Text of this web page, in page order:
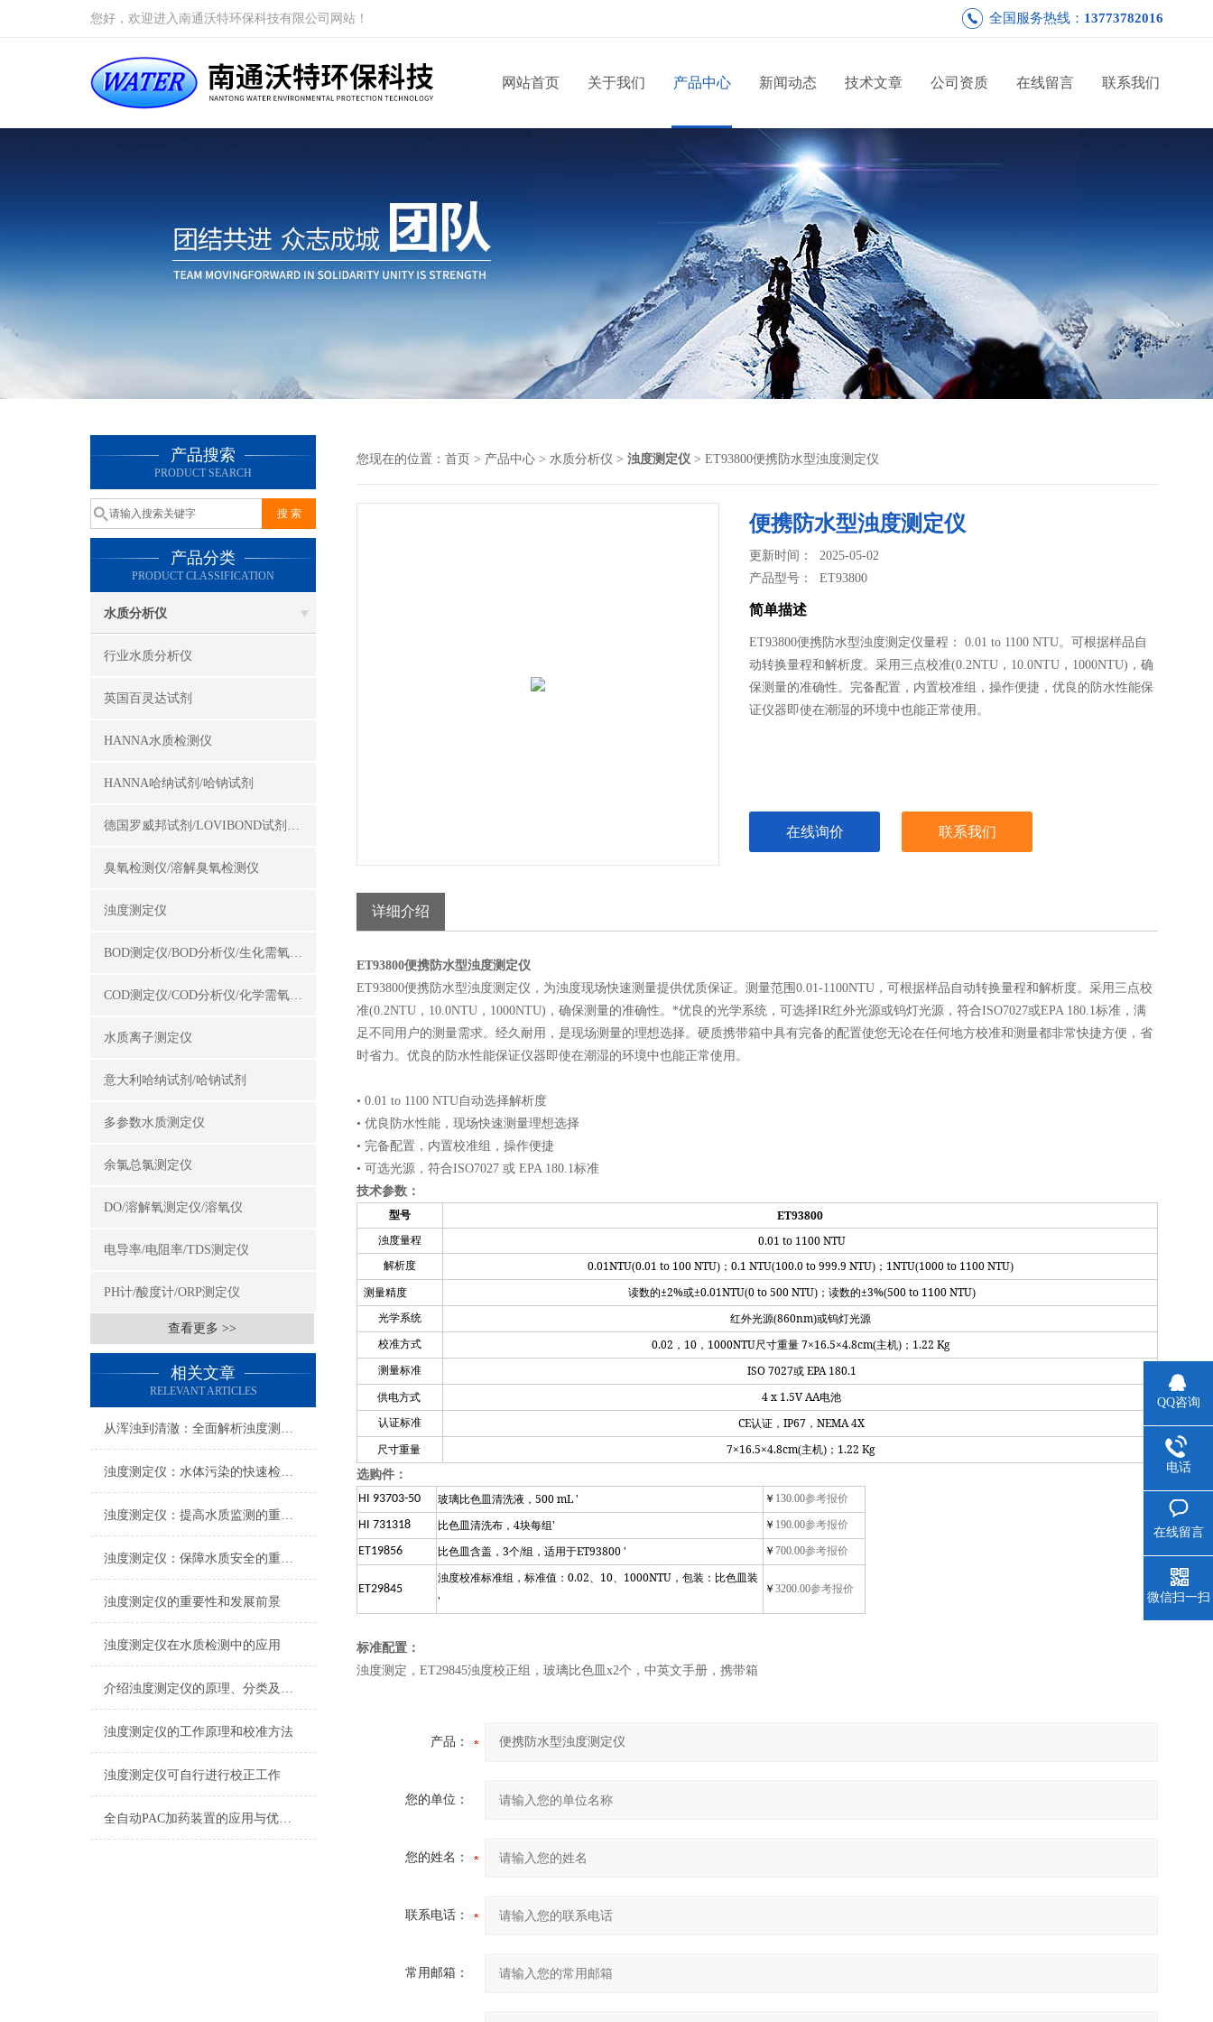
您好，欢迎进入南通沃特环保科技有限公司网站！ 全国服务热线： 13773782016
网站首页 关于我们 产品中心 新闻动态 技术文章 公司资质 在线留言 联系我们
产品搜索
PRODUCT SEARCH
产品分类
PRODUCT CLASSIFICATION
水质分析仪
行业水质分析仪
英国百灵达试剂
HANNA水质检测仪
HANNA哈纳试剂/哈钠试剂
德国罗威邦试剂/LOVIBOND试剂/罗威邦试剂
臭氧检测仪/溶解臭氧检测仪
浊度测定仪
BOD测定仪/BOD分析仪/生化需氧量测定仪
COD测定仪/COD分析仪/化学需氧量测定仪
水质离子测定仪
意大利哈纳试剂/哈钠试剂
多参数水质测定仪
余氯总氯测定仪
DO/溶解氧测定仪/溶氧仪
电导率/电阻率/TDS测定仪
PH计/酸度计/ORP测定仪
查看更多 >>
相关文章
RELEVANT ARTICLES
从浑浊到清澈：全面解析浊度测定仪在水质监测中的关键角色
浊度测定仪：水体污染的快速检测仪器
浊度测定仪：提高水质监测的重要工具
浊度测定仪：保障水质安全的重要设备
浊度测定仪的重要性和发展前景
浊度测定仪在水质检测中的应用
介绍浊度测定仪的原理、分类及应用
浊度测定仪的工作原理和校准方法
浊度测定仪可自行进行校正工作
全自动PAC加药装置的应用与优势分析
您现在的位置： 首页 > 产品中心 > 水质分析仪 > 浊度测定仪 > ET93800便携防水型浊度测定仪
便携防水型浊度测定仪
更新时间： 2025-05-02
产品型号：ET93800
简单描述
ET93800便携防水型浊度测定仪量程： 0.01 to 1100 NTU。可根据样品自
动转换量程和解析度。采用三点校准(0.2NTU，10.0NTU，1000NTU)，确
保测量的准确性。完备配置，内置校准组，操作便捷，优良的防水性能保
证仪器即使在潮湿的环境中也能正常使用。
在线询价 联系我们
详细介绍
ET93800便携防水型浊度测定仪
ET93800便携防水型浊度测定仪，为浊度现场快速测量提供优质保证。测量范围0.01-1100NTU，可根据样品自动转换量程和解析度。采用三点校
准(0.2NTU，10.0NTU，1000NTU)，确保测量的准确性。*优良的光学系统，可选择IR红外光源或钨灯光源，符合ISO7027或EPA 180.1标准，满
足不同用户的测量需求。经久耐用，是现场测量的理想选择。硬质携带箱中具有完备的配置使您无论在任何地方校准和测量都非常快捷方便，省
时省力。优良的防水性能保证仪器即使在潮湿的环境中也能正常使用。
• 0.01 to 1100 NTU自动选择解析度
• 优良防水性能，现场快速测量理想选择
• 完备配置，内置校准组，操作便捷
• 可选光源，符合ISO7027 或 EPA 180.1标准
技术参数：
型号 ET93800
浊度量程 0.01 to 1100 NTU
解析度 0.01NTU(0.01 to 100 NTU)； 0.1 NTU(100.0 to 999.9 NTU)； 1NTU(1000 to 1100 NTU)
测量精度 读数的±2%或±0.01NTU(0 to 500 NTU)；读数的±3%(500 to 1100 NTU)
光学系统
红外光源(860nm)或钨灯光源
校准方式
0.02 ， 10， 1000NTU尺寸重量7×16.5×4.8cm(主机)； 1.22 Kg
测量标准 ISO 7027或EPA 180.1
供电方式 4 x 1.5V AA电池
认证标准
CE认证， IP67 ， NEMA 4X
尺寸重量 7×16.5×4.8cm(主机)； 1.22 Kg
选购件：
HI 93703-50
玻璃比色皿清洗液， 500 mL ' ￥ 130.00参考报价
HI 731318 比色皿清洗布， 4块每组' ￥ 190.00参考报价
ET19856 比色皿含盖， 3个/组，适用于ET93800 ' ￥ 700.00参考报价
ET29845
浊度校准标准组，标准值： 0.02、 10、 1000NTU ，包装：比色皿装
'
￥ 3200.00参考报价
标准配置：
浊度测定，ET29845浊度校正组，玻璃比色皿x2个，中英文手册，携带箱
产品：
您的单位：
您的姓名：
联系电话：
常用邮箱：
QQ咨询
电话
在线留言
微信扫一扫